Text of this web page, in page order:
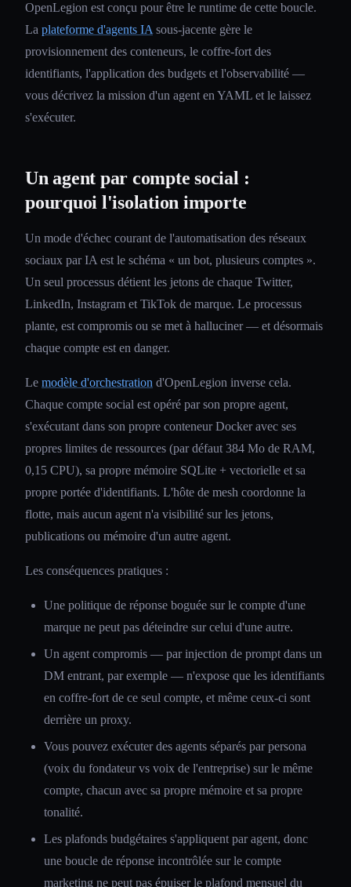
OpenLegion est conçu pour être le runtime de cette boucle.
La plateforme d'agents IA sous-jacente gère le
provisionnement des conteneurs, le coffre-fort des
identifiants, l'application des budgets et l'observabilité —
vous décrivez la mission d'un agent en YAML et le laissez
s'exécuter.
Un agent par compte social :
pourquoi l'isolation importe
Un mode d'échec courant de l'automatisation des réseaux
sociaux par IA est le schéma « un bot, plusieurs comptes ».
Un seul processus détient les jetons de chaque Twitter,
LinkedIn, Instagram et TikTok de marque. Le processus
plante, est compromis ou se met à halluciner — et désormais
chaque compte est en danger.
Le modèle d'orchestration d'OpenLegion inverse cela.
Chaque compte social est opéré par son propre agent,
s'exécutant dans son propre conteneur Docker avec ses
propres limites de ressources (par défaut 384 Mo de RAM,
0,15 CPU), sa propre mémoire SQLite + vectorielle et sa
propre portée d'identifiants. L'hôte de mesh coordonne la
flotte, mais aucun agent n'a visibilité sur les jetons,
publications ou mémoire d'un autre agent.
Les conséquences pratiques :
Une politique de réponse boguée sur le compte d'une
marque ne peut pas déteindre sur celui d'une autre.
Un agent compromis — par injection de prompt dans un
DM entrant, par exemple — n'expose que les identifiants
en coffre-fort de ce seul compte, et même ceux-ci sont
derrière un proxy.
Vous pouvez exécuter des agents séparés par persona
(voix du fondateur vs voix de l'entreprise) sur le même
compte, chacun avec sa propre mémoire et sa propre
tonalité.
Les plafonds budgétaires s'appliquent par agent, donc
une boucle de réponse incontrôlée sur le compte
marketing ne peut pas épuiser le plafond mensuel du